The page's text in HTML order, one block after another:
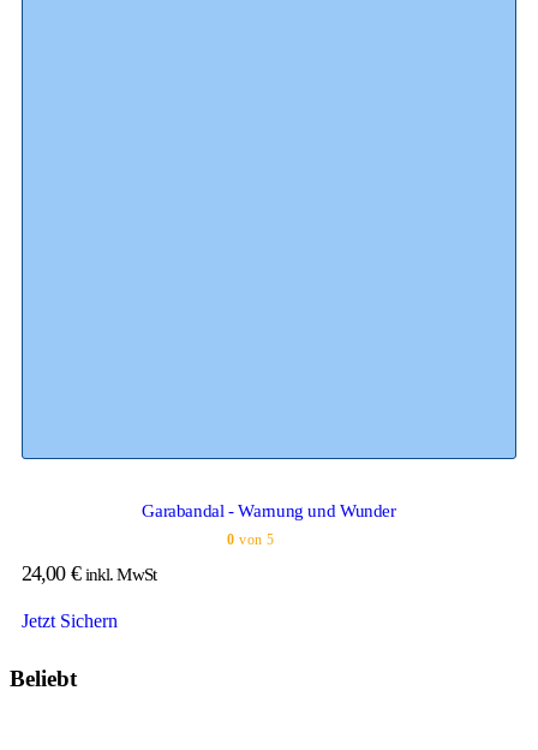
Garabandal - Warnung und Wunder
0 von 5
24,00 € inkl. MwSt
Jetzt Sichern
Beliebt